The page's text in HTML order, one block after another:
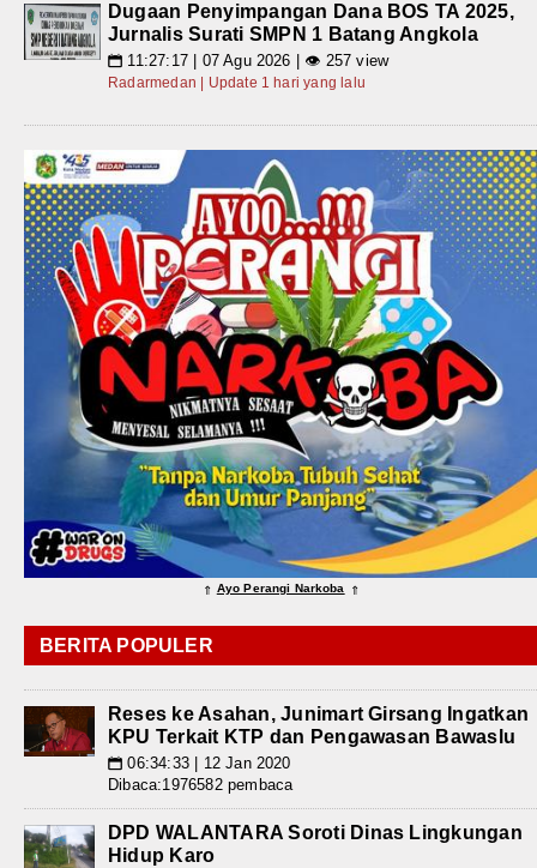
Dugaan Penyimpangan Dana BOS TA 2025,
Jurnalis Surati SMPN 1 Batang Angkola
📅 11:27:17 | 07 Agu 2026 | 👁 257 view
Radarmedan | Update 1 hari yang lalu
⇑ Ayo Perangi Narkoba ⇑
BERITA POPULER
Reses ke Asahan, Junimart Girsang Ingatkan
KPU Terkait KTP dan Pengawasan Bawaslu
📅 06:34:33 | 12 Jan 2020
Dibaca:1976582 pembaca
DPD WALANTARA Soroti Dinas Lingkungan
Hidup Karo